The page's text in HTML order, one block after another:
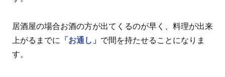
居酒屋の場合お酒の方が出てくるのが早く、料理が出来
上がるまでに
「お通し」 で間を持たせることになりま
す。